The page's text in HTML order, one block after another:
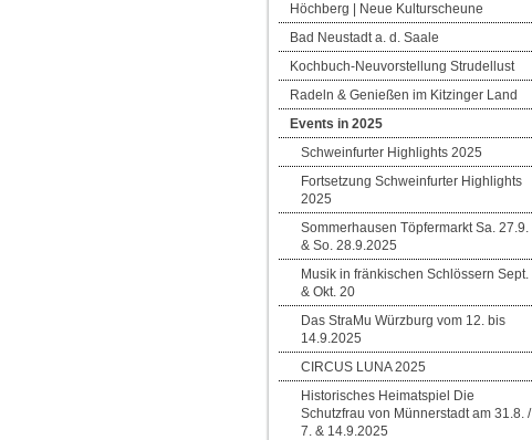
Höchberg | Neue Kulturscheune
Bad Neustadt a. d. Saale
Kochbuch-Neuvorstellung Strudellust
Radeln & Genießen im Kitzinger Land
Events in 2025
Schweinfurter Highlights 2025
Fortsetzung Schweinfurter Highlights
2025
Sommerhausen Töpfermarkt Sa. 27.9.
& So. 28.9.2025
Musik in fränkischen Schlössern Sept.
& Okt. 20
Das StraMu Würzburg vom 12. bis
14.9.2025
CIRCUS LUNA 2025
Historisches Heimatspiel Die
Schutzfrau von Münnerstadt am 31.8. /
7. & 14.9.2025